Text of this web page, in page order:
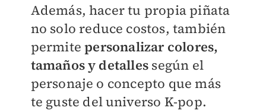
Además, hacer tu propia piñata
no solo reduce costos, también
permitepersonalizar colores,
tamaños y detalles según el
personaje o concepto que más
te guste del universo K-pop.